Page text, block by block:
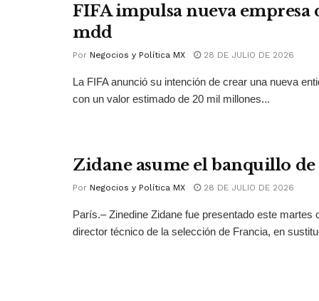
FIFA impulsa nueva empresa
mdd
Por Negocios y Política MX 28 DE JULIO DE 2026
La FIFA anunció su intención de crear una nueva
con un valor estimado de 20 mil millones...
Zidane asume el banquillo
Por Negocios y Política MX 28 DE JULIO DE 2026
París.– Zinedine Zidane fue presentado este martes
director técnico de la selección de Francia, en